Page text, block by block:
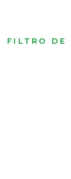
FILTRO DE